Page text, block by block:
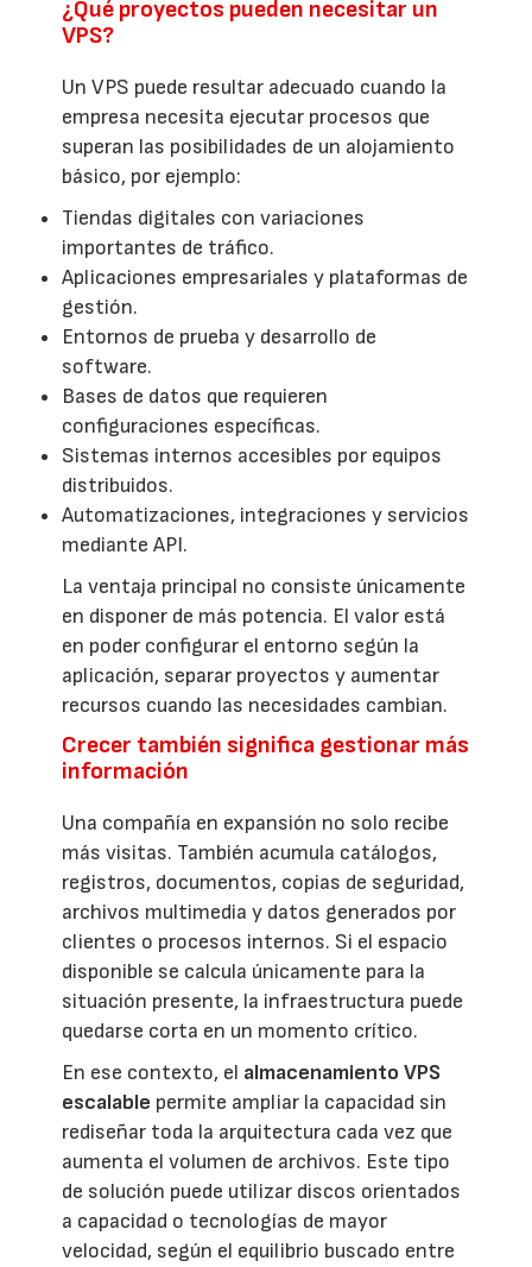
¿Qué proyectos pueden necesitar un
VPS?
Un VPS puede resultar adecuado cuando la
empresa necesita ejecutar procesos que
superan las posibilidades de un alojamiento
básico, por ejemplo:
Tiendas digitales con variaciones
importantes de tráfico.
Aplicaciones empresariales y plataformas de
gestión.
Entornos de prueba y desarrollo de
software.
Bases de datos que requieren
configuraciones específicas.
Sistemas internos accesibles por equipos
distribuidos.
Automatizaciones, integraciones y servicios
mediante API.
La ventaja principal no consiste únicamente
en disponer de más potencia. El valor está
en poder configurar el entorno según la
aplicación, separar proyectos y aumentar
recursos cuando las necesidades cambian.
Crecer también significa gestionar más
información
Una compañía en expansión no solo recibe
más visitas. También acumula catálogos,
registros, documentos, copias de seguridad,
archivos multimedia y datos generados por
clientes o procesos internos. Si el espacio
disponible se calcula únicamente para la
situación presente, la infraestructura puede
quedarse corta en un momento crítico.
En ese contexto, el almacenamiento VPS
escalable permite ampliar la capacidad sin
rediseñar toda la arquitectura cada vez que
aumenta el volumen de archivos. Este tipo
de solución puede utilizar discos orientados
a capacidad o tecnologías de mayor
velocidad, según el equilibrio buscado entre